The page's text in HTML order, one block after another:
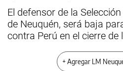
El defensor de la
de Neuquén, será baja
contra Perú en el cierre de
+ Agregar LM